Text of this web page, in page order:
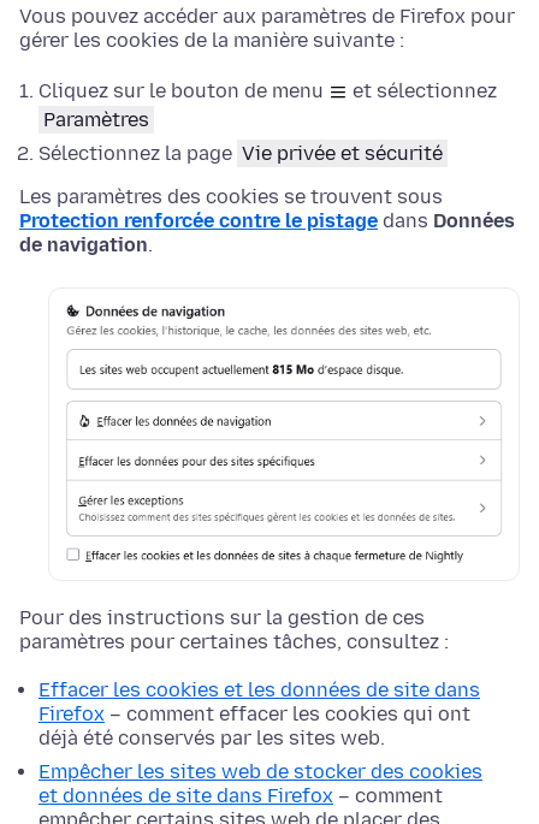
Vous pouvez accéder aux paramètres de Firefox pour
gérer les cookies de la manière suivante :
Cliquez sur le bouton de menu
et sélectionnez
Paramètres
Sélectionnez la page Vie privée et sécurité
Les paramètres des cookies se trouvent sous
Protection renforcée contre le pistage dans Données
de navigation.
Pour des instructions sur la gestion de ces
paramètres pour certaines tâches, consultez :
Effacer les cookies et les données de site dans
Firefox – comment effacer les cookies qui ont
déjà été conservés par les sites web.
Empêcher les sites web de stocker des cookies
et données de site dans Firefox – comment